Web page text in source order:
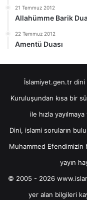
21 Temmuz 2012
Allahümme Barik
22 Temmuz 2012
Amentü Duası
İslamiyet.gen.tr dini
Kuruluşundan kısa bir
ile hızla
Dini, islami soruların
Muhammed Efendimizin
yayın
© 2005 - 2026
yer alan bilgileri